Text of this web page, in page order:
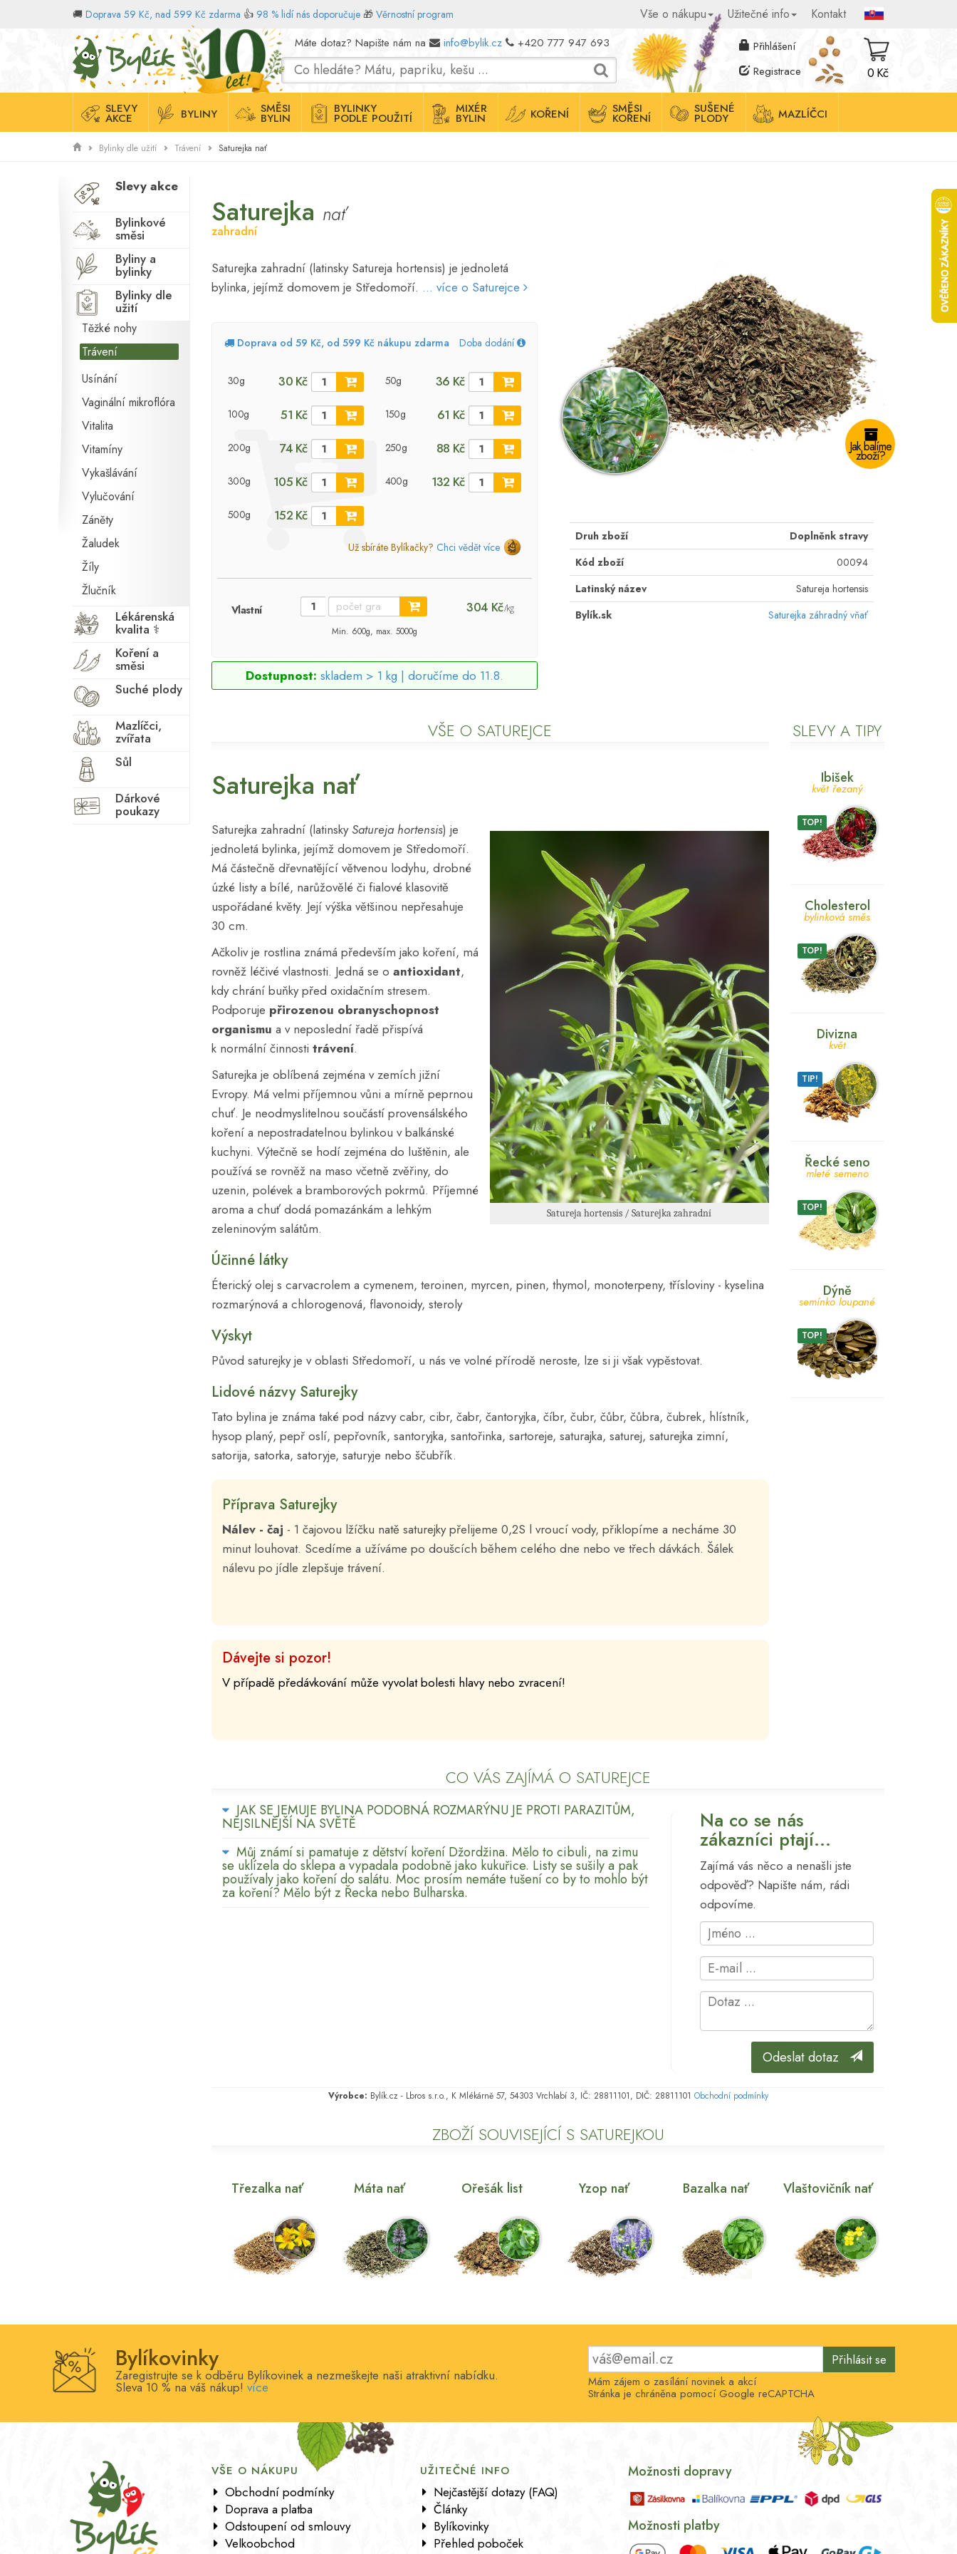
🚚 Doprava 59 Kč, nad 599 Kč zdarma 👍 98 % lidí nás doporučuje 🎁 Věrnostní program Vše o nákupu Užitečné info Kontakt
Domů Máte dotaz? Napište nám na info@bylik.cz +420 777 947 693
Přihlášení
Registrace
0 Kč
SLEVY
AKCE BYLINY SMĚSI
BYLIN
BYLINKY
PODLE POUŽITÍ
MIXÉR
BYLIN KOŘENÍ SMĚSI
KOŘENÍ
SUŠENÉ
PLODY MAZLÍČCI
Bylinky dle užití Trávení Saturejka nať
Slevy akce
Bylinkové
směsi
Byliny a
bylinky
Bylinky dle
užití
Paměť
Plodnost
Plynatost
Pohlavní zdraví
žen
Pročištění
Prostata
Sex
Spánek
Srdce
Stres
Svaly
Těžké nohy
Trávení
Usínání
Vaginální mikroflóra
Vitalita
Vitamíny
Vykašlávání
Vylučování
Záněty
Žaludek
Žíly
Žlučník
Lékárenská
kvalita ⚕
Koření a
směsi
Suché plody
Mazlíčci,
zvířata
Sůl
Dárkové
poukazy
Saturejka nať
zahradní
Saturejka zahradní (latinsky Satureja hortensis) je jednoletá
bylinka, jejímž domovem je Středomoří. ... více o Saturejce
Doprava od 59 Kč, od 599 Kč nákupu zdarma Doba dodání
30g 30 Kč 50g 36 Kč
100g 51 Kč 150g 61 Kč
200g 74 Kč 250g 88 Kč
300g 105 Kč 400g 132 Kč
500g 152 Kč
Už sbíráte Bylíkačky? Chci vědět více
Vlastní 304 Kč/kg
Min. 600g, max. 5000g
Dostupnost: skladem > 1 kg | doručíme do 11.8.
Jak balíme
zboží?
Druh zboží
Doplněnk stravy
Kód zboží
00094
Latinský název
Satureja hortensis
Bylík.sk
Saturejka záhradný vňať
VŠE O SATUREJCE
Saturejka nať
Satureja hortensis / Saturejka zahradní
Saturejka zahradní (latinskySatureja hortensis) je
jednoletá bylinka, jejímž domovem je Středomoří.
Má částečně dřevnatějící větvenou lodyhu, drobné
úzké listy a bílé, narůžovělé či fialové klasovitě
uspořádané květy. Její výška většinou nepřesahuje
30 cm.
Ačkoliv je rostlina známá především jako koření, má
rovněž léčivé vlastnosti. Jedná se o antioxidant,
kdy chrání buňky před oxidačním stresem.
Podporuje přirozenou obranyschopnost
organismu a v neposlední řadě přispívá
k normální činnosti trávení.
Saturejka je oblíbená zejména v zemích jižní
Evropy. Má velmi příjemnou vůni a mírně peprnou
chuť. Je neodmyslitelnou součástí provensálského
koření a nepostradatelnou bylinkou v balkánské
kuchyni. Výtečně se hodí zejména do luštěnin, ale
používá se rovněž na maso včetně zvěřiny, do
uzenin, polévek a bramborových pokrmů. Příjemné
aroma a chuť dodá pomazánkám a lehkým
zeleninovým salátům.
Účinné látky
Éterický olej s carvacrolem a cymenem, teroinen, myrcen, pinen, thymol, monoterpeny, třísloviny - kyselina
rozmarýnová a chlorogenová, flavonoidy, steroly
Výskyt
Původ saturejky je v oblasti Středomoří, u nás ve volné přírodě neroste, lze si ji však vypěstovat.
Lidové názvy Saturejky
Tato bylina je známa také pod názvy cabr, cibr, čabr, čantoryjka, číbr, čubr, čůbr, čůbra, čubrek, hlístník,
hysop planý, pepř oslí, pepřovník, santoryjka, santořinka, sartoreje, saturajka, saturej, saturejka zimní,
satorija, satorka, satoryje, saturyje nebo ščubřík.
Příprava Saturejky
Nálev - čaj - 1 čajovou lžíčku natě saturejky přelijeme 0,2S l vroucí vody, přiklopíme a necháme 30
minut louhovat. Scedíme a užíváme po doušcích během celého dne nebo ve třech dávkách. Šálek
nálevu po jídle zlepšuje trávení.
Dávejte si pozor!
V případě předávkování může vyvolat bolesti hlavy nebo zvracení!
SLEVY A TIPY
Ibišek
květ řezaný
TOP!
Cholesterol
bylinková směs
TOP!
Divizna
květ
TIP!
Řecké seno
mleté semeno
TOP!
Dýně
semínko loupané
TOP!
CO VÁS ZAJÍMÁ O SATUREJCE
JAK SE JEMUJE BYLINA PODOBNÁ ROZMARÝNU JE PROTI PARAZITŮM,
NEJSILNĚJŠÍ NA SVĚTĚ
Můj známí si pamatuje z dětství koření Džordžina. Mělo to cibuli, na zimu
se uklízela do sklepa a vypadala podobně jako kukuřice. Listy se sušily a pak
používaly jako koření do salátu. Moc prosím nemáte tušení co by to mohlo být
za koření? Mělo být z Řecka nebo Bulharska.
Na co se nás
zákazníci ptají...
Zajímá vás něco a nenašli jste
odpověď? Napište nám, rádi
odpovíme.
Odeslat dotaz
Výrobce: Bylík.cz - Lbros s.r.o., K Mlékárně 57, 54303 Vrchlabí 3, IČ: 28811101, DIČ: 28811101 Obchodní podmínky
ZBOŽÍ SOUVISEJÍCÍ S SATUREJKOU
Třezalka nať Máta nať Ořešák list Yzop nať Bazalka nať Vlaštovičník nať
Bylíkovinky
Zaregistrujte se k odběru Bylíkovinek a nezmeškejte naši atraktivní nabídku.
Sleva 10 % na váš nákup! více
Přihlásit se
Mám zájem o zasílání novinek a akcí
Stránka je chráněna pomocí Google reCAPTCHA
VŠE O NÁKUPU
Obchodní podmínky
Doprava a platba
Odstoupení od smlouvy
Velkoobchod
UŽITEČNÉ INFO
Nejčastější dotazy (FAQ)
Články
Bylíkovinky
Přehled poboček
Možnosti dopravy
Možnosti platby